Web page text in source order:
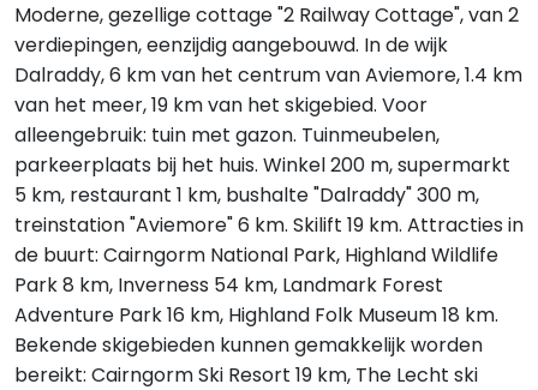
Moderne, gezellige cottage "2 Railway Cottage", van 2
verdiepingen, eenzijdig aangebouwd. In de wijk
Dalraddy, 6 km van het centrum van Aviemore, 1.4 km
van het meer, 19 km van het skigebied. Voor
alleengebruik: tuin met gazon. Tuinmeubelen,
parkeerplaats bij het huis. Winkel 200 m, supermarkt
5 km, restaurant 1 km, bushalte "Dalraddy" 300 m,
treinstation "Aviemore" 6 km. Skilift 19 km. Attracties in
de buurt: Cairngorm National Park, Highland Wildlife
Park 8 km, Inverness 54 km, Landmark Forest
Adventure Park 16 km, Highland Folk Museum 18 km.
Bekende skigebieden kunnen gemakkelijk worden
bereikt: Cairngorm Ski Resort 19 km, The Lecht ski